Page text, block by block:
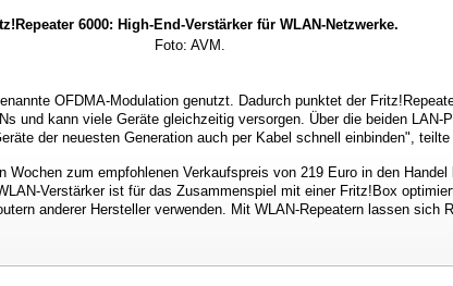
6000: High-End-Verstärker für WLAN-Netzwerke.
Foto: AVM.
OFDMA-Modulation genutzt. Dadurch punktet der
und kann viele Geräte gleichzeitig versorgen. Über die beiden LAN-
der neuesten Generation auch per Kabel schnell einbinden", teilte
Wochen zum empfohlenen Verkaufspreis von 219 Euro in den
Verstärker ist für das Zusammenspiel mit einer Fritz!Box
anderer Hersteller verwenden. Mit WLAN-Repeatern lassen sich